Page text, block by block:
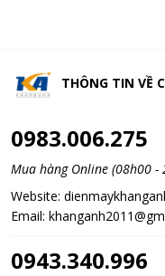
THÔNG TIN VỀ
0983.006.275
Mua hàng Online (08h00 -
Website:
Email:
0943.340.996